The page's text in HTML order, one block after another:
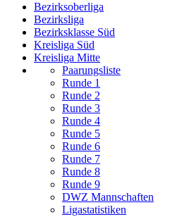
Bezirksoberliga
Bezirksliga
Bezirksklasse Süd
Kreisliga Süd
Kreisliga Mitte
Paarungsliste
Runde 1
Runde 2
Runde 3
Runde 4
Runde 5
Runde 6
Runde 7
Runde 8
Runde 9
DWZ Mannschaften
Ligastatistiken